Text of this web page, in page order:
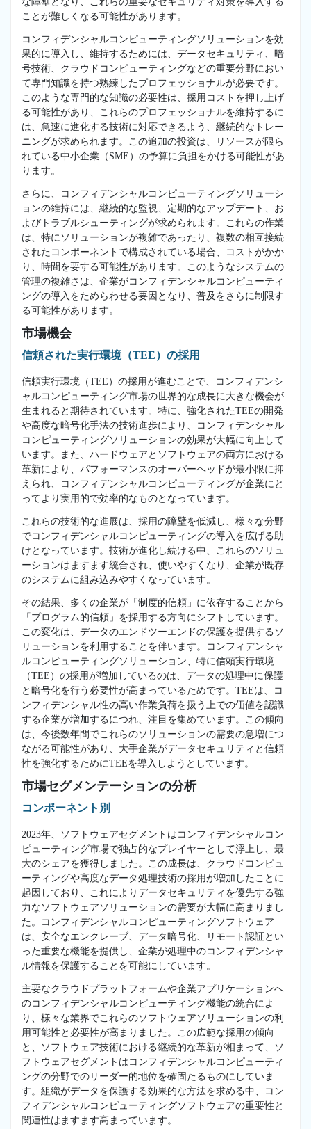
ことが難しくなる可能性があります。
コンフィデンシャルコンピューティングソリューションを効
果的に導入し、維持するためには、データセキュリティ、暗
号技術、クラウドコンピューティングなどの重要分野におい
て専門知識を持つ熟練したプロフェッショナルが必要です。
このような専門的な知識の必要性は、採用コストを押し上げ
る可能性があり、これらのプロフェッショナルを維持するに
は、急速に進化する技術に対応できるよう、継続的なトレー
ニングが求められます。この追加の投資は、リソースが限ら
れている中小企業（SME）の予算に負担をかける可能性があ
ります。
さらに、コンフィデンシャルコンピューティングソリューシ
ョンの維持には、継続的な監視、定期的なアップデート、お
よびトラブルシューティングが求められます。これらの作業
は、特にソリューションが複雑であったり、複数の相互接続
されたコンポーネントで構成されている場合、コストがかか
り、時間を要する可能性があります。このようなシステムの
管理の複雑さは、企業がコンフィデンシャルコンピューティ
ングの導入をためらわせる要因となり、普及をさらに制限す
る可能性があります。
市場機会
信頼された実行環境（TEE）の採用
信頼実行環境（TEE）の採用が進むことで、コンフィデンシ
ャルコンピューティング市場の世界的な成長に大きな機会が
生まれると期待されています。特に、強化されたTEEの開発
や高度な暗号化手法の技術進歩により、コンフィデンシャル
コンピューティングソリューションの効果が大幅に向上して
います。また、ハードウェアとソフトウェアの両方における
革新により、パフォーマンスのオーバーヘッドが最小限に抑
えられ、コンフィデンシャルコンピューティングが企業にと
ってより実用的で効率的なものとなっています。
これらの技術的な進展は、採用の障壁を低減し、様々な分野
でコンフィデンシャルコンピューティングの導入を広げる助
けとなっています。技術が進化し続ける中、これらのソリュ
ーションはますます統合され、使いやすくなり、企業が既存
のシステムに組み込みやすくなっています。
その結果、多くの企業が「制度的信頼」に依存することから
「プログラム的信頼」を採用する方向にシフトしています。
この変化は、データのエンドツーエンドの保護を提供するソ
リューションを利用することを伴います。コンフィデンシャ
ルコンピューティングソリューション、特に信頼実行環境
（TEE）の採用が増加しているのは、データの処理中に保護
と暗号化を行う必要性が高まっているためです。TEEは、コ
ンフィデンシャル性の高い作業負荷を扱う上での価値を認識
する企業が増加するにつれ、注目を集めています。この傾向
は、今後数年間でこれらのソリューションの需要の急増につ
ながる可能性があり、大手企業がデータセキュリティと信頼
性を強化するためにTEEを導入しようとしています。
市場セグメンテーションの分析
コンポーネント別
2023年、ソフトウェアセグメントはコンフィデンシャルコン
ピューティング市場で独占的なプレイヤーとして浮上し、最
大のシェアを獲得しました。この成長は、クラウドコンピュ
ーティングや高度なデータ処理技術の採用が増加したことに
起因しており、これによりデータセキュリティを優先する強
力なソフトウェアソリューションの需要が大幅に高まりまし
た。コンフィデンシャルコンピューティングソフトウェア
は、安全なエンクレーブ、データ暗号化、リモート認証とい
った重要な機能を提供し、企業が処理中のコンフィデンシャ
ル情報を保護することを可能にしています。
主要なクラウドプラットフォームや企業アプリケーションへ
のコンフィデンシャルコンピューティング機能の統合によ
り、様々な業界でこれらのソフトウェアソリューションの利
用可能性と必要性が高まりました。この広範な採用の傾向
と、ソフトウェア技術における継続的な革新が相まって、ソ
フトウェアセグメントはコンフィデンシャルコンピューティ
ングの分野でのリーダー的地位を確固たるものにしていま
す。組織がデータを保護する効果的な方法を求める中、コン
フィデンシャルコンピューティングソフトウェアの重要性と
関連性はますます高まっています。